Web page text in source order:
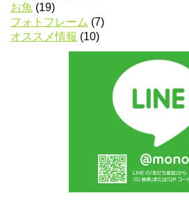
お魚 (19)
フォトフレーム (7)
オススメ情報 (10)